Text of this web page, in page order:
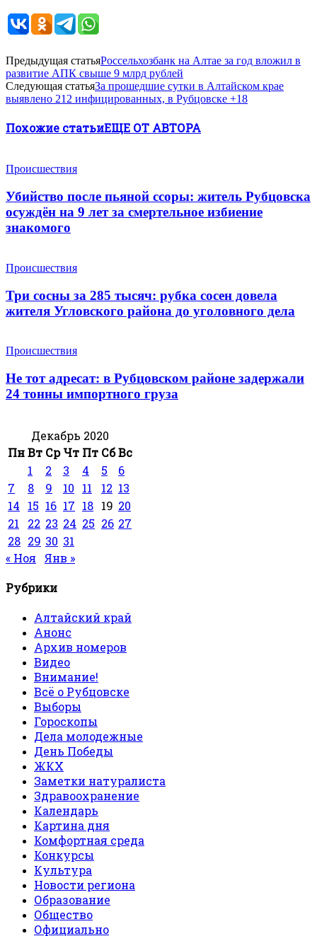
Предыдущая статьяРоссельхозбанк на Алтае за год вложил в
развитие АПК свыше 9 млрд рублей
Следующая статьяЗа прошедшие сутки в Алтайском крае
выявлено 212 инфицированных, в Рубцовске +18
Похожие статьиЕЩЕ ОТ АВТОРА
Происшествия
Убийство после пьяной ссоры: житель Рубцовска
осуждён на 9 лет за смертельное избиение
знакомого
Происшествия
Три сосны за 285 тысяч: рубка сосен довела
жителя Угловского района до уголовного дела
Происшествия
Не тот адресат: в Рубцовском районе задержали
24 тонны импортного груза
Декабрь 2020
ПнВт Ср Чт Пт СбВс
1
2 3 4 5
6
7
8 9 10 11 12 13
14
15 16 17 18 19 20
21
22 23 24 25 26 27
28 29 30 31
« Ноя
Янв »
Рубрики
Алтайский край
Анонс
Архив номеров
Видео
Внимание!
Всё о Рубцовске
Выборы
Гороскопы
Дела молодежные
День Победы
ЖКХ
Заметки натуралиста
Здравоохранение
Календарь
Картина дня
Комфортная среда
Конкурсы
Культура
Новости региона
Образование
Общество
Официально